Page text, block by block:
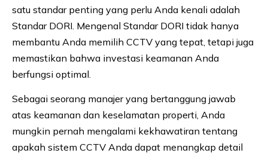
satu standar penting yang perlu Anda kenali adalah
Standar DORI. Mengenal Standar DORI tidak hanya
membantu Anda memilih CCTV yang tepat, tetapi juga
memastikan bahwa investasi keamanan Anda
berfungsi optimal.
Sebagai seorang manajer yang bertanggung jawab
atas keamanan dan keselamatan properti, Anda
mungkin pernah mengalami kekhawatiran tentang
apakah sistem CCTV Anda dapat menangkap detail